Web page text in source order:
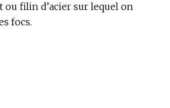
ou filin d’acier sur lequel on
focs.